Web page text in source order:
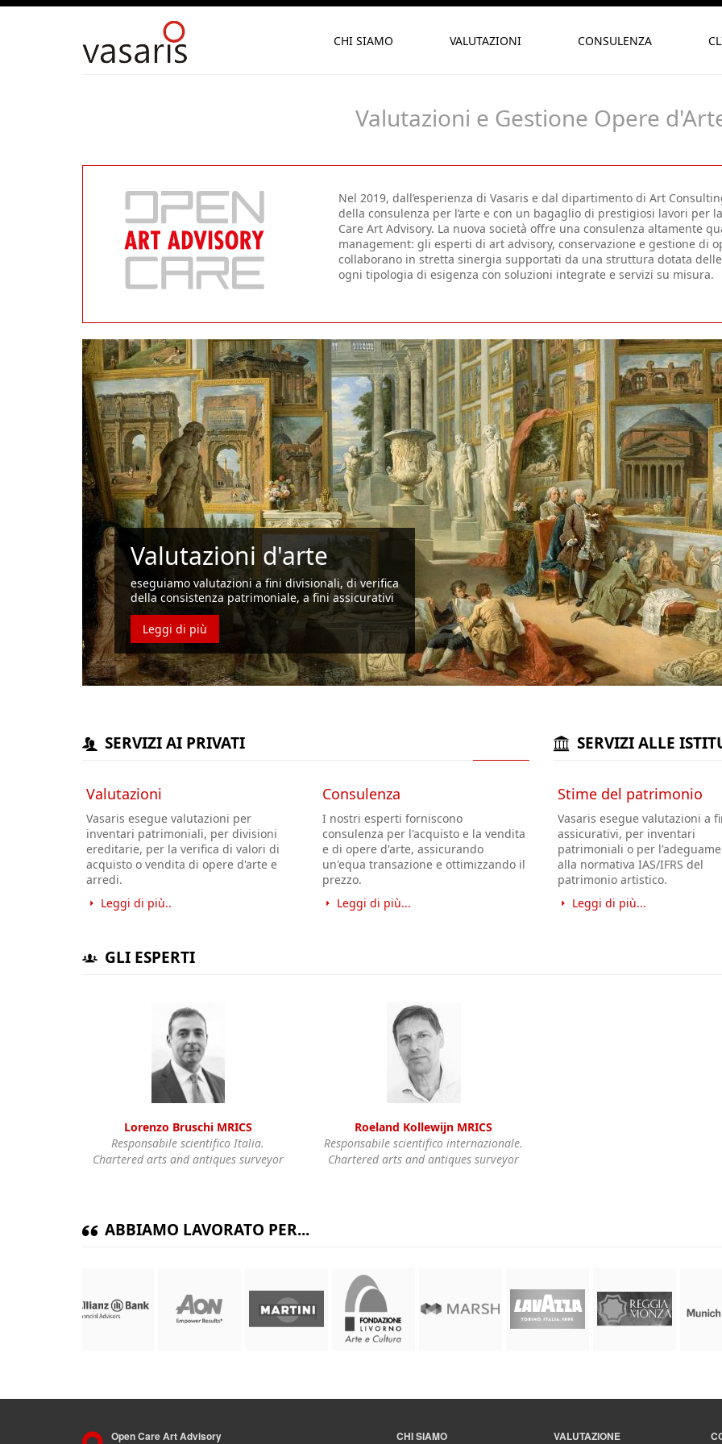
CHI SIAMO VALUTAZIONI CONSULENZA
Valutazioni e Gestione Opere
Nel 2019, dall’esperienza di Vasaris e dal dipartimento di Art
della consulenza per l’arte e con un bagaglio di prestigiosi lavori per
Care Art Advisory. La nuova società offre una consulenza altamente
management: gli esperti di art advisory, conservazione e gestione di
collaborano in stretta sinergia supportati da una struttura dotata
ogni tipologia di esigenza con soluzioni integrate e servizi su misura.
Valutazioni d'arte
eseguiamo valutazioni a fini divisionali, di verifica
della consistenza patrimoniale, a fini assicurativi
Leggi di più
SERVIZI AI PRIVATI
Valutazioni
Vasaris esegue valutazioni per
inventari patrimoniali, per divisioni
ereditarie, per la verifica di valori di
acquisto o vendita di opere d'arte e
arredi.
Leggi di più..
Consulenza
I nostri esperti forniscono
consulenza per l'acquisto e la vendita
e di opere d'arte, assicurando
un'equa transazione e ottimizzando il
prezzo.
Leggi di più...
SERVIZI ALLE
Stime del patrimonio
Vasaris esegue valutazioni a
assicurativi, per inventari
patrimoniali o per
alla normativa IAS/IFRS del
patrimonio artistico.
Leggi di più...
GLI ESPERTI
Lorenzo Bruschi MRICS
Responsabile scientifico Italia.
Chartered arts and antiques surveyor
Roeland Kollewijn MRICS
Responsabile scientifico internazionale.
Chartered arts and antiques surveyor
ABBIAMO LAVORATO PER...
Open Care Art Advisory CHI SIAMO VALUTAZIONE